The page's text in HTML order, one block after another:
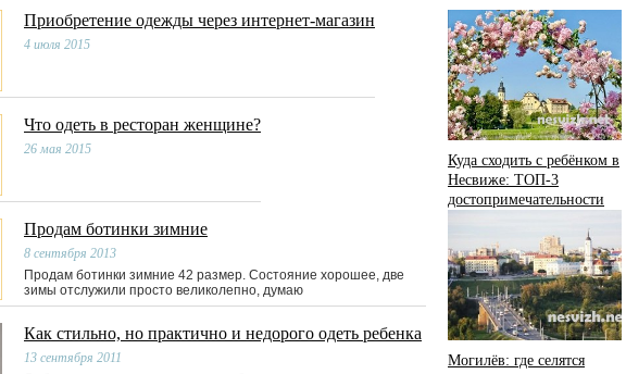
Приобретение одежды через интернет-магазин
4 июля 2015
Что одеть в ресторан женщине?
26 мая 2015
Продам ботинки зимние
8 сентября 2013
Продам ботинки зимние 42 размер. Состояние хорошее, две
зимы отслужили просто великолепно, думаю
Как стильно, но практично и недорого одеть ребенка
13 сентября 2011
Куда сходить с ребёнком в
Несвиже: ТОП-3
достопримечательности
Могилёв: где селятся
Услуги